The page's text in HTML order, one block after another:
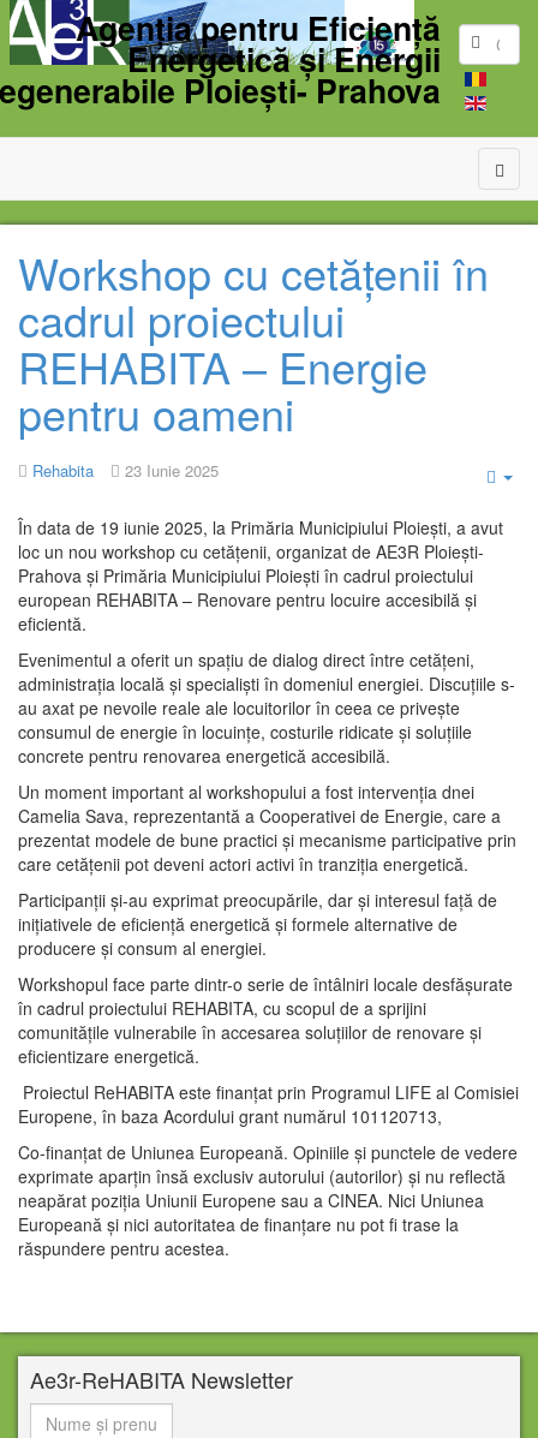
Agenția pentru Eficiență
Energetică și Energii
Ploiești- Prahova
Workshop cu cetățenii în
cadrul proiectului
REHABITA – Energie
pentru oameni
Rehabita 23 Iunie 2025
În data de 19 iunie 2025, la Primăria Municipiului Ploiești, a avut
loc un nou workshop cu cetățenii, organizat de AE3R Ploiești-
Prahova și Primăria Municipiului Ploiești în cadrul proiectului
european REHABITA – Renovare pentru locuire accesibilă și
eficientă.
Evenimentul a oferit un spațiu de dialog direct între cetățeni,
administrația locală și specialiști în domeniul energiei. Discuțiile s-
au axat pe nevoile reale ale locuitorilor în ceea ce privește
consumul de energie în locuințe, costurile ridicate și soluțiile
concrete pentru renovarea energetică accesibilă.
Un moment important al workshopului a fost intervenția dnei
Camelia Sava, reprezentantă a Cooperativei de Energie, care a
prezentat modele de bune practici și mecanisme participative prin
care cetățenii pot deveni actori activi în tranziția energetică.
Participanții și-au exprimat preocupările, dar și interesul față de
inițiativele de eficiență energetică și formele alternative de
producere și consum al energiei.
Workshopul face parte dintr-o serie de întâlniri locale desfășurate
în cadrul proiectului REHABITA, cu scopul de a sprijini
comunitățile vulnerabile în accesarea soluțiilor de renovare și
eficientizare energetică.
Proiectul ReHABITA este finanțat prin Programul LIFE al Comisiei
Europene, în baza Acordului grant numărul 101120713,
Co-finanțat de Uniunea Europeană. Opiniile și punctele de vedere
exprimate aparțin însă exclusiv autorului (autorilor) și nu reflectă
neapărat poziția Uniunii Europene sau a CINEA. Nici Uniunea
Europeană și nici autoritatea de finanțare nu pot fi trase la
răspundere pentru acestea.
Ae3r-ReHABITA Newsletter